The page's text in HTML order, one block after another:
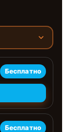
Бесплатно
Бесплатно